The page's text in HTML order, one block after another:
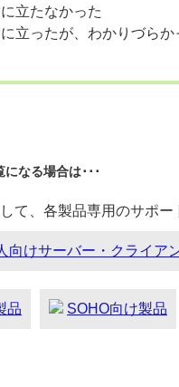
立たなかった
立ったが、わかりづらか
なる場合は･･･
て、各製品専用のサポー
向けサーバー・クライア
品 SOHO向け製品